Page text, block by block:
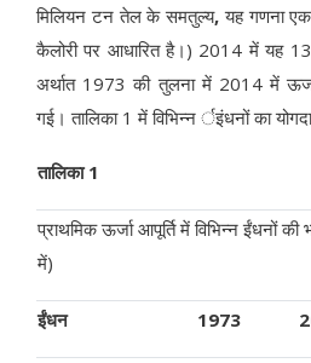
मिलियन टन तेल के समतुल्य,यह गणना
कैलोरी पर आधारित है।) 2014 में यह
अर्थात 1973 की तुलना में 2014 में
गई। तालिका 1 में विभिन्न र्इंधनों का
तालिका 1
प्राथमिक ऊर्जा आपूर्ति में विभिन्न ईंधनों की
में)
ईंधन 1973